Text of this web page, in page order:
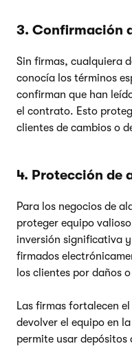
3. Confirmación
Sin firmas, cualquiera
conocía los términos
confirman que han
el contrato. Esto
clientes de cambios o
4. Protección de
Para los negocios de
proteger equipo
inversión significativa
firmados
los clientes por daños
Las firmas fortalecen
devolver el equipo en
permite usar depósitos